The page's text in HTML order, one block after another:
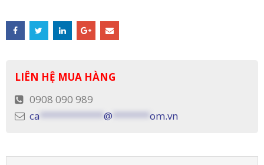
LIÊN HỆ MUA HÀNG
0908 090 989
ca
@ om.vn